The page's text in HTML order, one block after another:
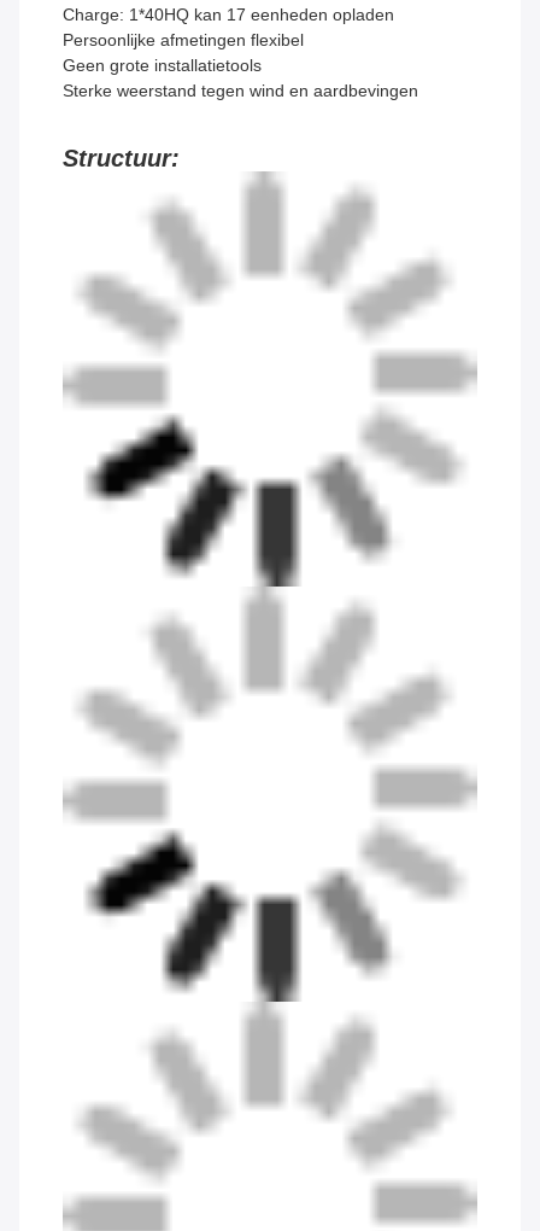
Charge: 1*40HQ kan 17 eenheden opladen
Persoonlijke afmetingen flexibel
Geen grote installatietools
Sterke weerstand tegen wind en aardbevingen
Structuur: